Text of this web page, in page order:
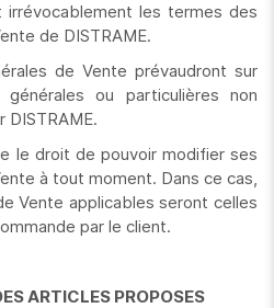
les termes des
de DISTRAME.
de Vente prévaudront sur
ou particulières non
DISTRAME.
le droit de pouvoir modifier ses
à tout moment. Dans ce cas,
Vente applicables seront celles
par le client.
ARTICLES PROPOSES